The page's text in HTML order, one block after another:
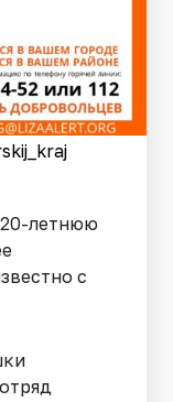
летнюю
с